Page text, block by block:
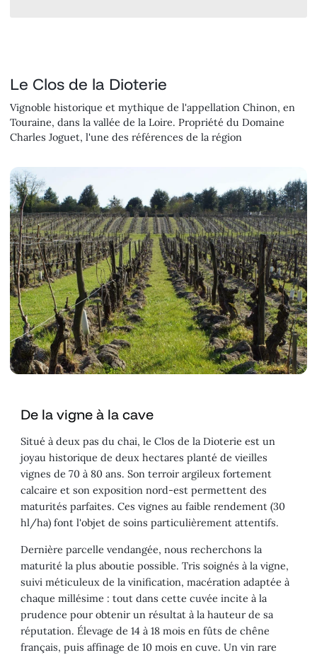
Le Clos de la Dioterie
Vignoble historique et mythique de l'appellation Chinon, en
Touraine, dans la vallée de la Loire. Propriété du Domaine
Charles Joguet, l'une des références de la région
De la vigne à la cave
Situé à deux pas du chai, le Clos de la Dioterie est un
joyau historique de deux hectares planté de vieilles
vignes de 70 à 80 ans. Son terroir argileux fortement
calcaire et son exposition nord-est permettent des
maturités parfaites. Ces vignes au faible rendement (30
hl/ha) font l'objet de soins particulièrement attentifs.
Dernière parcelle vendangée, nous recherchons la
maturité la plus aboutie possible. Tris soignés à la vigne,
suivi méticuleux de la vinification, macération adaptée à
chaque millésime : tout dans cette cuvée incite à la
prudence pour obtenir un résultat à la hauteur de sa
réputation. Élevage de 14 à 18 mois en fûts de chêne
français, puis affinage de 10 mois en cuve. Un vin rare